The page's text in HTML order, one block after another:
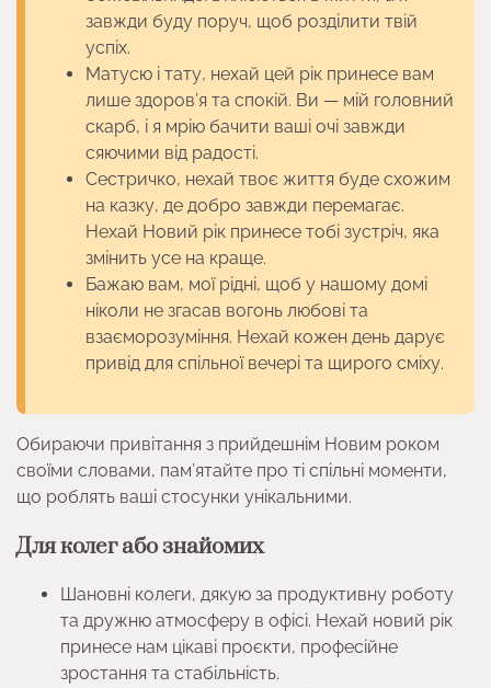
завжди буду поруч, щоб розділити твій
успіх.
Матусю і тату, нехай цей рік принесе вам
лише здоров’я та спокій. Ви — мій головний
скарб, і я мрію бачити ваші очі завжди
сяючими від радості.
Сестричко, нехай твоє життя буде схожим
на казку, де добро завжди перемагає.
Нехай Новий рік принесе тобі зустріч, яка
змінить усе на краще.
Бажаю вам, мої рідні, щоб у нашому домі
ніколи не згасав вогонь любові та
взаєморозуміння. Нехай кожен день дарує
привід для спільної вечері та щирого сміху.
Обираючи привітання з прийдешнім Новим роком
своїми словами, пам’ятайте про ті спільні моменти,
що роблять ваші стосунки унікальними.
Для колег або знайомих
Шановні колеги, дякую за продуктивну роботу
та дружню атмосферу в офісі. Нехай новий рік
принесе нам цікаві проєкти, професійне
зростання та стабільність.